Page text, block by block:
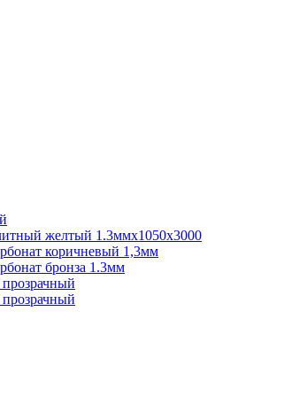
желтый 1.3ммх1050х3000
коричневый 1,3мм
бронза 1.3мм